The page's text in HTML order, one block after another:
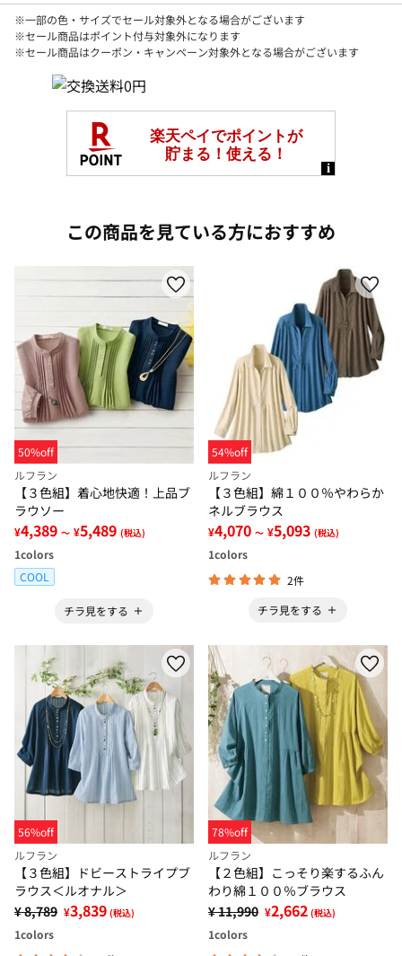
※一部の色・サイズでセール対象外となる場合がございます
※セール商品はポイント付与対象外になります
※セール商品はクーポン・キャンペーン対象外となる場合がございます
この商品を見ている方におすすめ
50%off
ルフラン
【３色組】着心地快適！上品ブ
ラウソー
¥4,389 ～ ¥5,489 (税込)
1colors
COOL
チラ見をする
54%off
ルフラン
【３色組】綿１００％やわらか
ネルブラウス
¥4,070 ～ ¥5,093 (税込)
1colors
2件
チラ見をする
56%off
ルフラン
【３色組】ドビーストライプブ
ラウス＜ルオナル＞
¥ 8,789 ¥3,839 (税込)
1colors
78%off
ルフラン
【２色組】こっそり楽するふん
わり綿１００％ブラウス
¥ 11,990 ¥2,662 (税込)
1colors